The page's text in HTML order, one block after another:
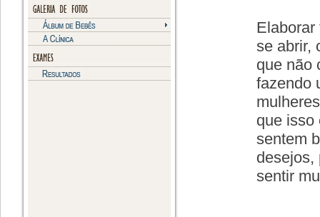
Elaborar
se abrir,
que não
fazendo
que isso
sentem
desejos,
sentir